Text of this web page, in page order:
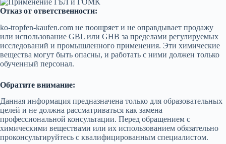
Отказ от ответственности:
ko-tropfen-kaufen.com не поощряет и не оправдывает продажу
или использование GBL или GHB за пределами регулируемых
исследований и промышленного применения. Эти химические
вещества могут быть опасны, и работать с ними должен только
обученный персонал.
Обратите внимание:
Данная информация предназначена только для образовательных
целей и не должна рассматриваться как замена
профессиональной консультации. Перед обращением с
химическими веществами или их использованием обязательно
проконсультируйтесь с квалифицированным специалистом.